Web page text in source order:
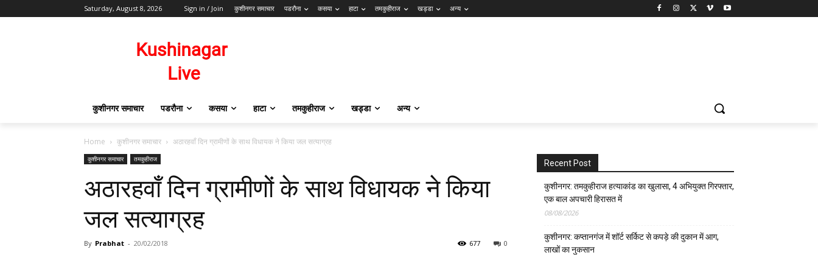
Saturday, August 8, 2026 Sign in / Join कुशीनगर समाचार पडरौना कसया हाटा तमकुहीराज खड्डा अन्य
कुशीनगर समाचार पडरौना कसया हाटा तमकुहीराज खड्डा अन्य
Home कुशीनगर समाचार अठारहवाँ दिन ग्रामीणों के साथ विधायक ने किया जल सत्याग्रह
कुशीनगर समाचार तमकुहीराज
अठारहवाँ दिन ग्रामीणों के साथ विधायक ने किया
जल सत्याग्रह
By Prabhat - 20/02/2018 0
677
Recent Post
कुशीनगर: तमकुहीराज हत्याकांड का खुलासा, 4 अभियुक्त गिरफ्तार,
एक बाल अपचारी हिरासत में
08/08/2026
कुशीनगर: कप्तानगंज में शॉर्ट सर्किट से कपड़े की दुकान में आग,
लाखों का नुकसान